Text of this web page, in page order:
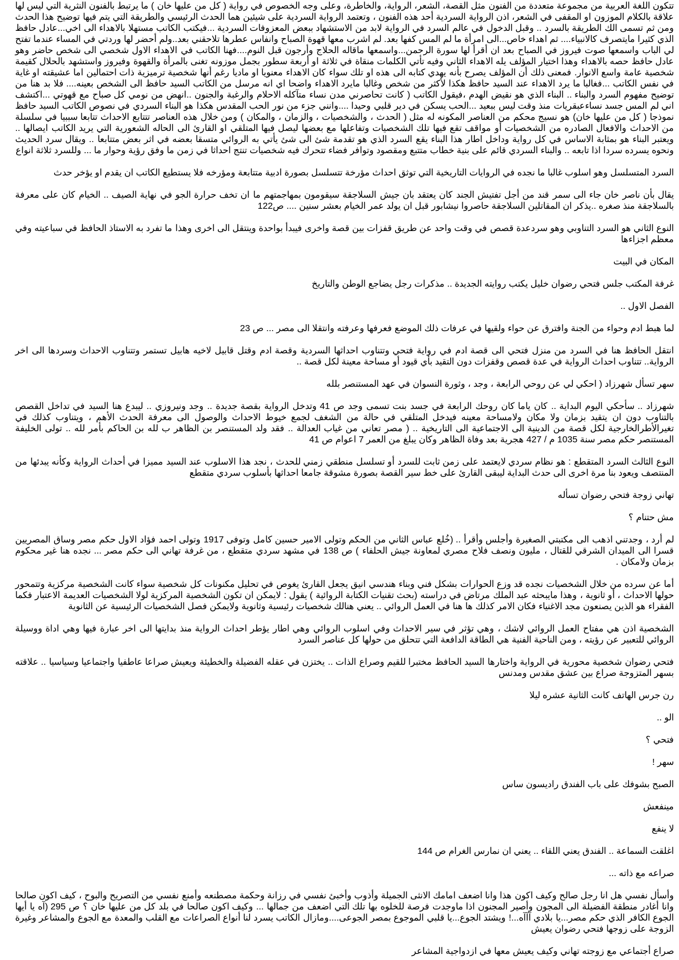
تتكون اللغة العربية من مجموعة متعددة من الفنون مثل القصة، الشعر، الرواية، والخاطرة، وعلى وجه الخصوص في رواية ( كل من عليها خان ) ما يرتبط بالفنون النثرية التي ليس لها
علاقة بالكلام الموزون او المقفى في الشعر، اذن الرواية السردية أحد هذه الفنون ، وتعتمد الرواية السردية على شيئين هما الحدث الرئيسي والطريقة التي يتم فيها توضيح هذا الحدث
ومن ثم تسمى الك الطريقة بالسرد .. وقبل الدخول في عالم السرد في الرواية لابد من الاستشهاد ببعض المعزوفات السردية ...فيكتب الكاتب مستهلا بالاهداء الى اخي...عادل حافظ
الذي كثيرا مايتصرف كالانبياء.... ثم اهداء خاص...الى امرأة ما لم المس كفها بعد. لم اشرب معها قهوة الصباح وانفاس عطرها تلاحقني بعد..ولم أحضر لها وردتي في المساء عندما تفتح
لي الباب واسمعها صوت فيروز في الصباح بعد ان أقرأ لها سورة الرحمن...واسمعها ماقاله الحلاج وأرجون قبل النوم....فهنا الكاتب في الاهداء الاول شخصي الى شخص حاضر وهو
عادل حافظ حصه بالاهداء وهذا اختيار المؤلف يله الاهداء الثاني وفيه تأتي الكلمات منقاة في ثلاثة او أربعة سطور بجمل موزونه تغنى بالمرأة والقهوة وفيروز واستشهد بالحلال كقيمة
شخصية عامة واسع الانوار. فمعنى ذلك أن المؤلف يصرح بأنه يهدي كتابه الى هذه او تلك سواء كان الاهداء معنويا او ماديا رغم أنها شخصية ترميزية ذات احتمالين اما عشيقته او غاية
في نفس الكاتب ...فغالبا ما يرد الاهداء عند السيد حافظ هكذا لأكثر من شخص وغالبا مايرد الاهداء واضحا اي انه مرسل من الكاتب السيد حافظ الى الشخص بعينه.... فلا بد هنا من
توضيح مفهوم السرد والبناء .. البناء الذي هو نقيض الهدم ،فيقول الكاتب ( كانت تحاصرني مدن نساء متآكله الاحلام والرغبة والجنون ..انهض من نومي كل صباح مع قهوتي ...اكتشف
اني لم المس جسد نساءعبقريات منذ وقت ليس ببعيد ...الحب يسكن في دير قلبي وحيدا ....وانني جزء من نور الحب المقدس هكذا هو البناء السردي في نصوص الكاتب السيد حافظ
نموذجا ( كل من عليها خان) هو نسيج محكم من العناصر المكونه له مثل ( الحدث ، والشخصيات ، والزمان ، والمكان ) ومن خلال هذه العناصر تتتابع الاحداث تتابعا سببيا في سلسلة
من الاحداث والافعال الصادره من الشخصيات أو مواقف تقع فيها تلك الشخصيات وتفاعلها مع بعضها ليصل فيها المتلقي او القارئ الى الحاله الشعورية التي يريد الكاتب ايصالها ..
ويعتبر البناء هو بمثابة الاساس في كل رواية وداخل اطار هذا البناء يقع السرد الذي هو تقدمة شئ الى شئ يأتي به الروائي متسقا بعضه في اثر بعض متتابعا .. ويقال سرد الحديث
ونحوه يسرده سردا اذا تابعه .. والبناء السردي قائم على بنية خطاب متتبع ومقصود وتوافر فضاء تتحرك فيه شخصيات تنتج احداثا في زمن ما وفق رؤية وحوار ما ... وللسرد ثلاثة انواع
السرد المتسلسل وهو اسلوب غالبا ما نجده في الروايات التاريخية التي توثق احداث مؤرخة تتسلسل بصورة ادبية متتابعة ومؤرخه فلا يستطيع الكاتب ان يقدم او يؤخر حدث
يقال بأن ناصر خان جاء الى سمر قند من أجل تفتيش الجند كان يعتقد بان جيش السلاجقة سيقومون بمهاجمتهم ما ان تخف حرارة الجو في نهاية الصيف .. الخيام كان على معرفة
بالسلاجقة منذ صغره ..يذكر ان المقاتلين السلاجقة حاصروا نيشابور قبل ان يولد عمر الخيام بعشر سنين .... ص122
النوع الثاني هو السرد التناوبي وهو سردعدة قصص في وقت واحد عن طريق قفزات بين قصة واخرى فيبدأ بواحدة وينتقل الى اخرى وهذا ما تفرد به الاستاذ الحافظ في سباعيته وفي
معظم اجزاءها
المكان في البيت
غرفة المكتب جلس فتحي رضوان خليل يكتب روايته الجديدة .. مذكرات رجل يضاجع الوطن والتاريخ
الفصل الاول ..
لما هبط ادم وحواء من الجنة وافترق عن حواء ولقيها في عرفات ذلك الموضع فعرفها وعرفته وانتقلا الى مصر ... ص 23
انتقل الحافظ هنا في السرد من منزل فتحي الى قصة ادم في رواية فتحي وتتناوب احداثها السردية وقصة ادم وقتل قابيل لاخيه هابيل تستمر وتتناوب الاحداث وسردها الى اخر
الرواية.. تتناوب احداث الرواية في عدة قصص وقفزات دون التقيد بأي قيود أو مساحة معينة لكل قصة ..
سهر تسأل شهرزاد ( احكي لي عن روحي الرابعة ، وجد ، وثورة النسوان في عهد المستنصر بلله
شهرزاد .. سأحكي اليوم البداية .. كان ياما كان روحك الرابعة في جسد بنت تسمى وجد ص 41 وتدخل الرواية بقصة جديدة .. وجد ونيروزي .. ليبدع هنا السيد في تداخل القصص
بالتناوب دون ان يتقيد بزمان ولا مكان ولامساحة معينه فيدخل المتلقي في حالة من الشغف لجمع خيوط الاحداث والوصول الى معرفة الحدث الأهم ، ويتناوب كذلك في
تغيرالأطرالخارجية لكل قصة من الدينية الى الاجتماعية الى التاريخية .. ( مصر تعاني من غياب العدالة .. فقد ولد المستنصر بن الظاهر ب لله بن الحاكم بأمر لله .. تولى الخليفة
المستنصر حكم مصر سنة 1035 م / 427 هجرية بعد وفاة الظاهر وكان يبلغ من العمر 7 اعوام ص 41
النوع الثالث السرد المتقطع : هو نظام سردي لايعتمد على زمن ثابت للسرد أو تسلسل منطقي زمني للحدث ، نجد هذا الاسلوب عند السيد مميزا في أحداث الرواية وكأنه يبدئها من
المنتصف ويعود بنا مرة اخرى الى حدث البداية ليبقى القارئ على خط سير القصة بصورة مشوقة جامعا احداثها بأسلوب سردي متقطع
تهاني زوجة فتحي رضوان تسأله
مش حتنام ؟
لم أرد ، وجدتني اذهب الى مكتبتي الصغيرة وأجلس وأقرأ .. (خُلع عباس الثاني من الحكم وتولى الامير حسين كامل وتوفى 1917 وتولى احمد فؤاد الاول حكم مصر وساق المصريين
قسرا الى الميدان الشرقي للقتال ، مليون ونصف فلاح مصري لمعاونة جيش الحلفاء ) ص 138 في مشهد سردي متقطع ، من غرفة تهاني الى حكم مصر ... نجده هنا غير محكوم
بزمان ولامكان .
أما عن سرده من خلال الشخصيات نجده قد وزع الحوارات بشكل فني وبناء هندسي انيق يجعل القارئ يغوص في تحليل مكنونات كل شخصية سواء كانت الشخصية مركزية وتتمحور
حولها الاحداث ، أو ثانوية ، وهذا مايبحثه عبد الملك مرتاض في دراسته (بحث تقنيات الكتابة الروائية ) يقول : لايمكن ان تكون الشخصية المركزية لولا الشخصيات العديمة الاعتبار فكما
الفقراء هو الذين يصنعون مجد الاغنياء فكان الامر كذلك ها هنا في العمل الروائي .. يعني هنالك شخصيات رئيسية وثانوية ولايمكن فصل الشخصيات الرئيسية عن الثانوية
الشخصية اذن هي مفتاح العمل الروائي لاشك ، وهي تؤثر في سير الاحداث وفي اسلوب الروائي وهي اطار يؤطر احداث الرواية منذ بدايتها الى اخر عبارة فيها وهي اداة ووسيلة
الروائي للتعبير عن رؤيته ، ومن الناحية الفنية هي الطاقة الدافعة التي تتحلق من حولها كل عناصر السرد
فتحي رضوان شخصية محورية في الرواية واختارها السيد الحافظ مختبرا للقيم وصراع الذات .. يختزن في عقله الفضيلة والخطيئة ويعيش صراعا عاطفيا واجتماعيا وسياسيا .. علاقته
بسهر المتزوجة صراع بين عشق مقدس ومدنس
رن جرس الهاتف كانت الثانية عشره ليلا
الو ..
فتحي ؟
سهر !
الصبح بشوفك على باب الفندق راديسون ساس
مينفعش
لا ينفع
اغلقت السماعة .. الفندق يعني اللقاء .. يعني ان نمارس الغرام ص 144
صراعه مع ذاته ...
وأسأل نفسي هل انا رجل صالح وكيف اكون هذا وانا اضعف امامك الانثى الجميلة وأذوب وأخبئ نفسي في رزانة وحكمة مصطنعه وأمنع نفسي من التصريح والبوح ، كيف اكون صالحا
وانا أغادر منطقة الفضيلة الى المجون وأصير المجنون اذا ماوجدت فرصة للخلوه بها تلك التي اضعف من جمالها ... وكيف اكون صالحا في بلد كل من عليها خان ؟ ص 295 (آه يا أيها
الجوع الكافر الذي حكم مصر...يا بلادي آآآه...! ويشتد الجوع...يا قلبي الموجوع بمصر الجوعى....ومازال الكاتب يسرد لنا أنواع الصراعات مع القلب والمعدة مع الجوع والمشاعر وغيرة
الزوجة على زوجها فتحي رضوان يعيش
صراع أجتماعي مع زوجته تهاني وكيف يعيش معها في ازدواجية المشاعر